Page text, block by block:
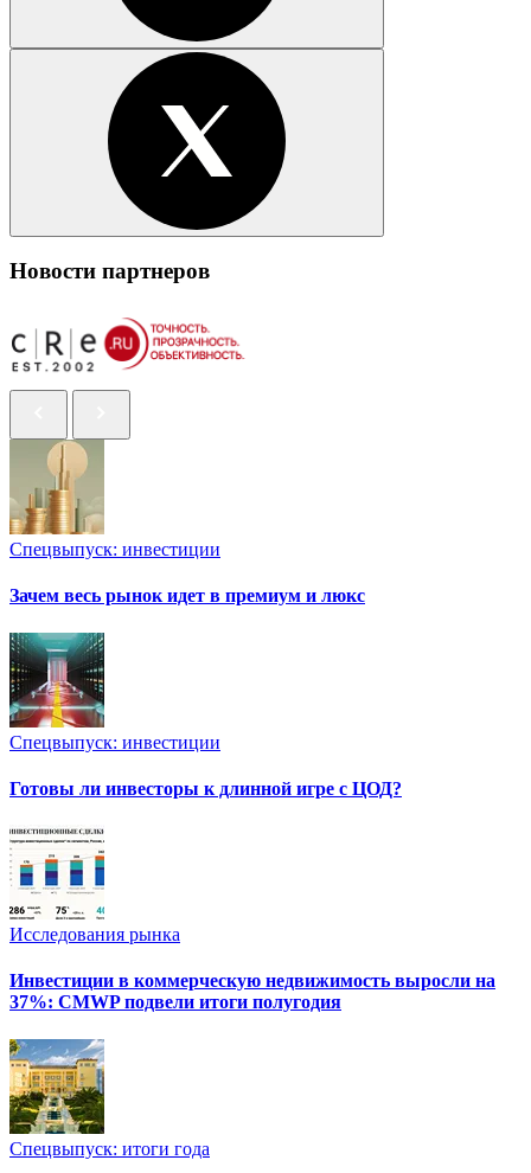
Новости партнеров
Спецвыпуск: инвестиции
Зачем весь рынок идет в премиум и люкс
Спецвыпуск: инвестиции
Готовы ли инвесторы к длинной игре с ЦОД?
Исследования рынка
Инвестиции в коммерческую недвижимость выросли на
37%: CMWP подвели итоги полугодия
Спецвыпуск: итоги года